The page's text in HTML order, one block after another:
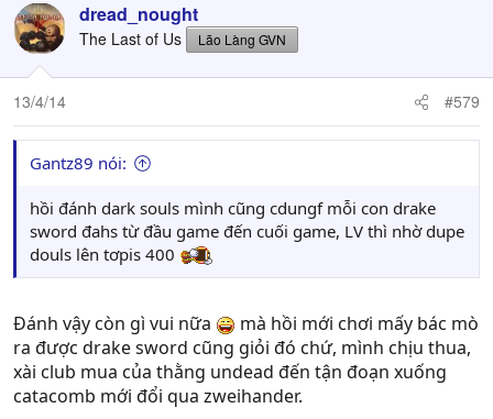
dread_nought
The Last of Us Lão Làng GVN
13/4/14 #579
Gantz89 nói:
hồi đánh dark souls mình cũng cdungf mỗi con drake
sword đahs từ đầu game đến cuối game, LV thì nhờ dupe
douls lên tơpis 400
Đánh vậy còn gì vui nữa
mà hồi mới chơi mấy bác mò
ra được drake sword cũng giỏi đó chứ, mình chịu thua,
xài club mua của thằng undead đến tận đoạn xuống
catacomb mới đổi qua zweihander.